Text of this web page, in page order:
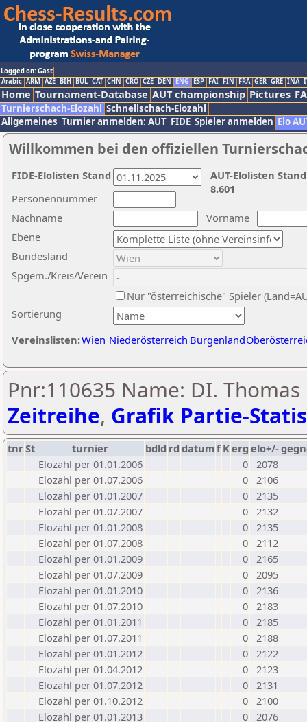
Logged on: Gast
Arabic ARM AZE BIH BUL CAT CHN CRO CZE DEN ENG ESP FAI FIN FRA GER GRE INA
Home Tournament-Database AUT championship Pictures
Turnierschach-Elozahl Schnellschach-Elozahl
Allgemeines Turnier anmelden: AUT FIDE Spieler anmelden Elo
Willkommen bei den offiziellen
Nachname
Vorname
Ebene
Sortierung
Personennummer
Bundesland
Spgem./Kreis/Verein
Nur "österreichische" Spieler
Vereinslisten:Wien Niederösterreich Burgenland
AUT-Elolisten
8.601
FIDE-Elolisten Stand
Pnr:110635 Name: DI.
Zeitreihe, Grafik Partie-
tnrSt turnier bdld rd datumf Kerg elo+/-
Elozahl per 01.01.2006
0 2078
Elozahl per 01.07.2006
0 2106
Elozahl per 01.01.2007
0 2135
Elozahl per 01.07.2007
0 2132
Elozahl per 01.01.2008
0 2135
Elozahl per 01.07.2008
0 2112
Elozahl per 01.01.2009
0 2165
Elozahl per 01.07.2009
0 2095
Elozahl per 01.01.2010
0 2136
Elozahl per 01.07.2010
0 2183
Elozahl per 01.01.2011
0 2185
Elozahl per 01.07.2011
0 2188
Elozahl per 01.01.2012
0 2122
Elozahl per 01.04.2012
0 2123
Elozahl per 01.07.2012
0 2131
Elozahl per 01.10.2012
0 2100
Elozahl per 01.01.2013
0 2076